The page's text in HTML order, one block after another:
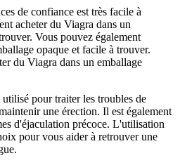
de confiance est très facile à
acheter du Viagra dans un
Vous pouvez également
opaque et facile à trouver.
du Viagra dans un emballage
pour traiter les troubles de
une érection. Il est également
d'éjaculation précoce. L'utilisation
pour vous aider à retrouver une